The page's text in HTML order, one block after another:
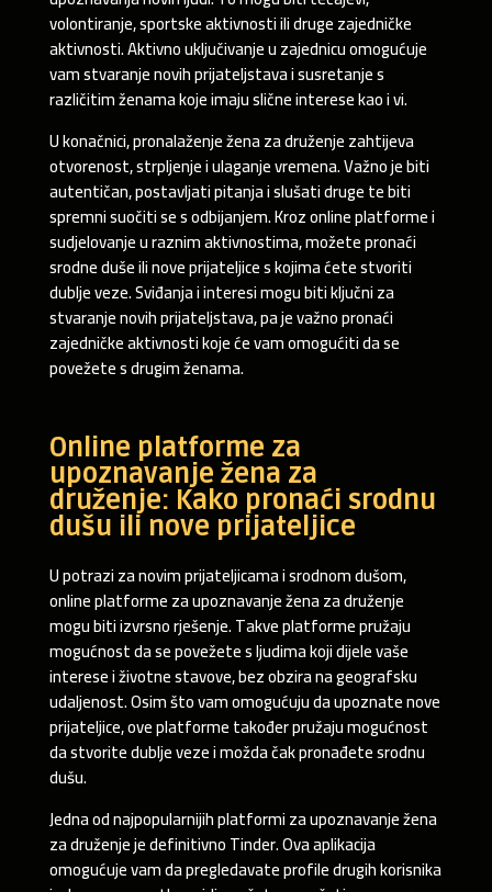
volontiranje, sportske aktivnosti ili druge zajedničke
aktivnosti. Aktivno uključivanje u zajednicu omogućuje
vam stvaranje novih prijateljstava i susretanje s
različitim ženama koje imaju slične interese kao i vi.
U konačnici, pronalaženje žena za druženje zahtijeva
otvorenost, strpljenje i ulaganje vremena. Važno je biti
autentičan, postavljati pitanja i slušati druge te biti
spremni suočiti se s odbijanjem. Kroz online platforme i
sudjelovanje u raznim aktivnostima, možete pronaći
srodne duše ili nove prijateljice s kojima ćete stvoriti
dublje veze. Sviđanja i interesi mogu biti ključni za
stvaranje novih prijateljstava, pa je važno pronaći
zajedničke aktivnosti koje će vam omogućiti da se
povežete s drugim ženama.
Online platforme za
upoznavanje žena za
druženje: Kako pronaći srodnu
dušu ili nove prijateljice
U potrazi za novim prijateljicama i srodnom dušom,
online platforme za upoznavanje žena za druženje
mogu biti izvrsno rješenje. Takve platforme pružaju
mogućnost da se povežete s ljudima koji dijele vaše
interese i životne stavove, bez obzira na geografsku
udaljenost. Osim što vam omogućuju da upoznate nove
prijateljice, ove platforme također pružaju mogućnost
da stvorite dublje veze i možda čak pronađete srodnu
dušu.
Jedna od najpopularnijih platformi za upoznavanje žena
za druženje je definitivno Tinder. Ova aplikacija
omogućuje vam da pregledavate profile drugih korisnika